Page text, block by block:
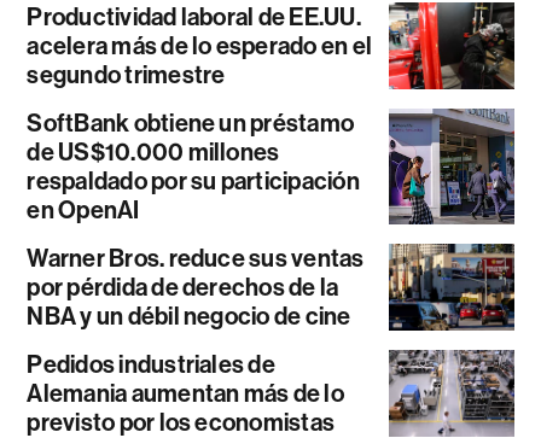
Productividad laboral de EE.UU.
acelera más de lo esperado en el
segundo trimestre
SoftBank obtiene un préstamo
de US$10.000 millones
respaldado por su participación
en OpenAI
Warner Bros. reduce sus ventas
por pérdida de derechos de la
NBA y un débil negocio de cine
Pedidos industriales de
Alemania aumentan más de lo
previsto por los economistas